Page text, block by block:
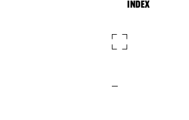
INDEX